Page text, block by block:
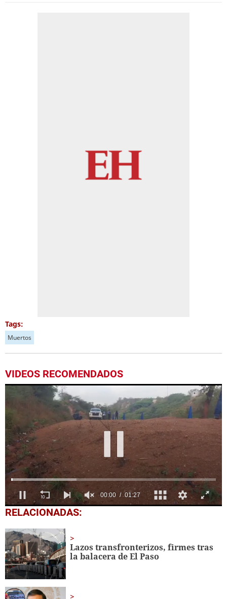
Tags:
Muertos
VIDEOS RECOMENDADOS
0
seconds
1
minute,
28
seconds
RELACIONADAS:
Lazos transfronterizos, firmes tras
la balacera de El Paso